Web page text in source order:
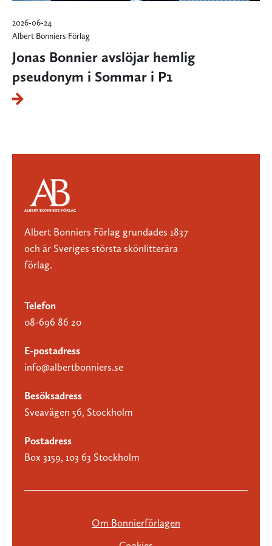
2026-06-24
Albert Bonniers Förlag
Jonas Bonnier avslöjar hemlig
pseudonym i Sommar i P1
Albert Bonniers Förlag grundades 1837
och är Sveriges största skönlitterära
förlag.
Telefon
08-696 86 20
E-postadress
info@albertbonniers.se
Besöksadress
Sveavägen 56, Stockholm
Postadress
Box 3159, 103 63 Stockholm
Om Bonnierförlagen